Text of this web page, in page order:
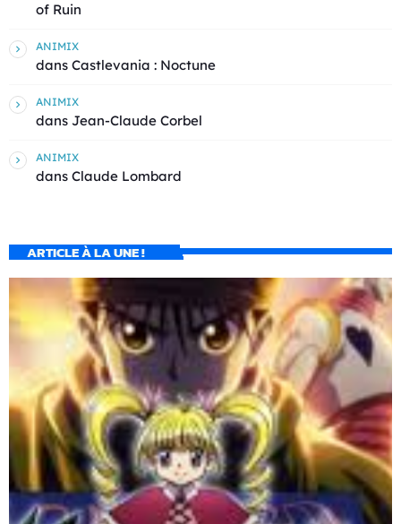
of Ruin
ANIMIX
dans Castlevania : Noctune
ANIMIX
dans Jean-Claude Corbel
ANIMIX
dans Claude Lombard
ARTICLE À LA UNE !